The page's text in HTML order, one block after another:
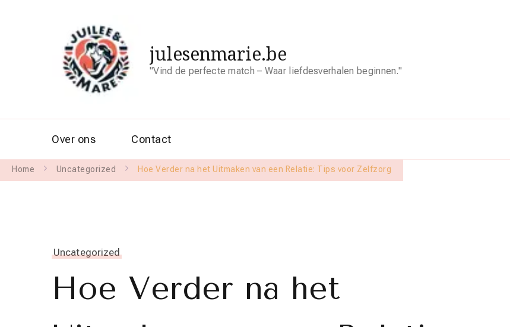
julesenmarie.be
"Vind de perfecte match – Waar liefdesverhalen beginnen."
Over ons Contact
Home Uncategorized Hoe Verder na het Uitmaken van een Relatie: Tips voor Zelfzorg
Uncategorized
Hoe Verder na het